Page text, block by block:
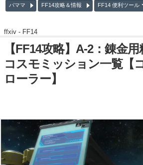
パママ FF14攻略＆情報 FF14 便利ツール
ffxiv - FF14
【FF14攻略】A-2：錬金
コスモミッション一覧【
ローラー】